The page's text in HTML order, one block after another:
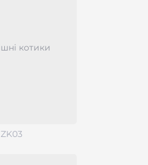
ZK03